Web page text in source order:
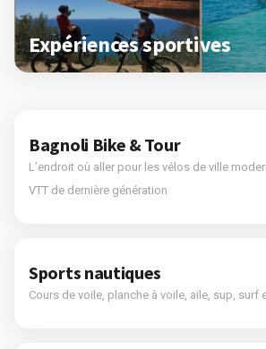
Expériences sportives
Bagnoli Bike & Tour
L’endroit où aller pour les vélos de ville
VTT de dernière génération
Sports nautiques
Cours de voile, planche à voile, aile, sup, surf